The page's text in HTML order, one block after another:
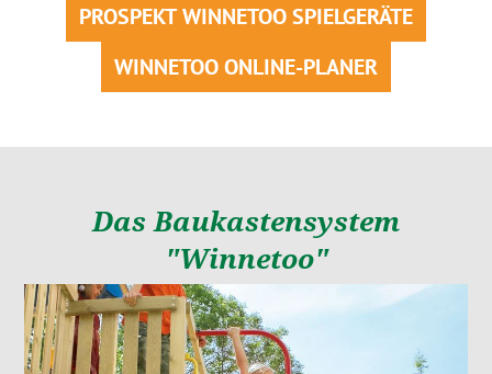
PROSPEKT WINNETOO SPIELGERÄTE
WINNETOO ONLINE-PLANER
Das Baukastensystem
"Winnetoo"